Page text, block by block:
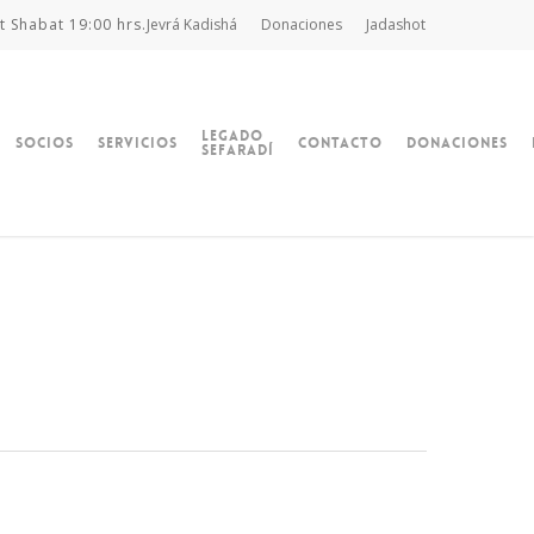
Shabat 19:00 hrs.Jevrá Kadishá Donaciones Jadashot
Socios Servicios Legado
Sefaradí Contacto Donaciones